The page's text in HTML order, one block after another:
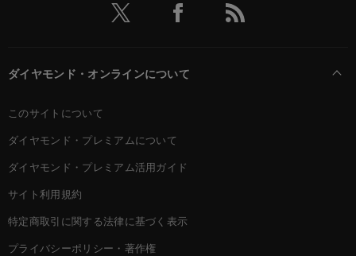
ダイヤモンド・オンラインについて
このサイトについて
ダイヤモンド・プレミアムについて
ダイヤモンド・プレミアム活用ガイド
サイト利用規約
特定商取引に関する法律に基づく表示
プライバシーポリシー・著作権